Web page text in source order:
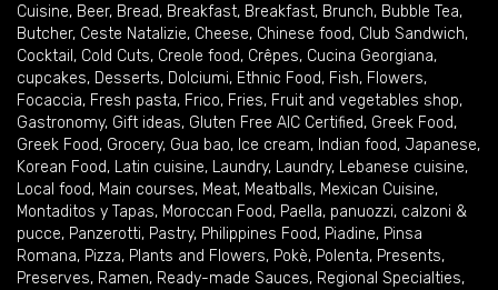
Cuisine, Beer, Bread, Breakfast, Breakfast, Brunch, Bubble Tea,
Butcher, Ceste Natalizie, Cheese, Chinese food, Club Sandwich,
Cocktail , Cold Cuts, Creole food, Crêpes, Cucina Georgiana,
cupcakes, Desserts, Dolciumi, Ethnic Food, Fish, Flowers,
Focaccia, Fresh pasta, Frico, Fries, Fruit and vegetables shop,
Gastronomy, Gift ideas, Gluten Free AIC Certified, Greek Food,
Greek Food, Grocery, Gua bao, Ice cream, Indian food, Japanese,
Korean Food, Latin cuisine, Laundry, Laundry, Lebanese cuisine,
Local food, Main courses, Meat, Meatballs, Mexican Cuisine,
Montaditos y Tapas, Moroccan Food, Paella, panuozzi, calzoni &
pucce, Panzerotti, Pastry, Philippines Food, Piadine, Pinsa
Romana, Pizza, Plants and Flowers, Pokè, Polenta, Presents,
Preserves, Ramen, Ready-made Sauces, Regional Specialties,